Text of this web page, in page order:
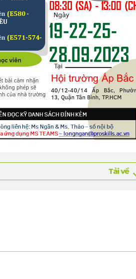
Tải về